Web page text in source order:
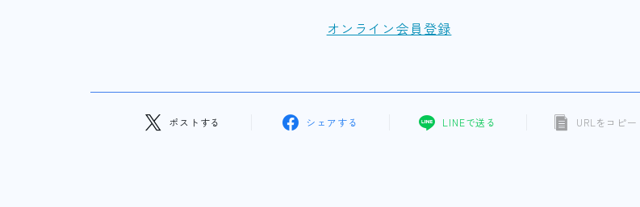
オンライン会員登録
ポストする シェアする LINEで送る URLをコピー